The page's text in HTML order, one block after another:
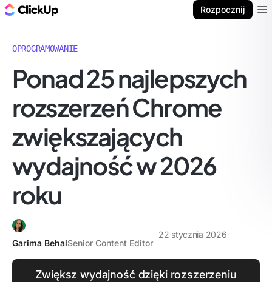
Rozpocznij
OPROGRAMOWANIE
Ponad 25 najlepszych
rozszerzeń Chrome
zwiększających
wydajność w 2026
roku
Garima BehalSenior Content Editor
22 stycznia 2026
Zwiększ wydajność dzięki rozszerzeniu